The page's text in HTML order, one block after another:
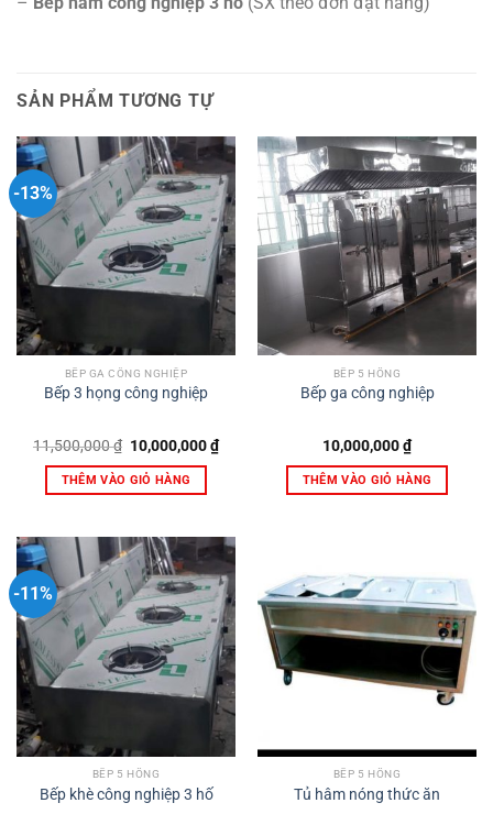
SẢN PHẨM TƯƠNG TỰ
-13%
BẾP GA CÔNG NGHIỆP
Bếp 3 họng công nghiệp
11,500,000₫ Giá
gốc
là:
11,500,000 ₫.
10,000,000₫Giá
hiện
THÊM VÀO GIỎ HÀNG
BẾP 5 HỒNG
Bếp ga công nghiệp
10,000,000₫
THÊM VÀO GIỎ HÀNG
-11%
BẾP 5 HỒNG
Bếp khè công nghiệp 3 hố
BẾP 5 HỒNG
Tủ hâm nóng thức ăn